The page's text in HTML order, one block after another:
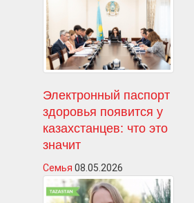
Электронный паспорт
здоровья появится у
казахстанцев: что это
значит
Семья 08.05.2026